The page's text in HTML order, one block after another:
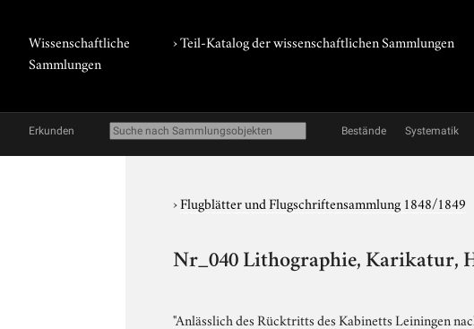
Wissenschaftliche
Sammlungen
› Teil-Katalog der wissenschaftlichen Sammlungen
Erkunden Bestände Systematik
›Flugblätter und Flugschriftensammlung 1848/1849
Nr_040 Lithographie, Karikatur,
"Anlässlich des Rücktritts des Kabinetts Leiningen